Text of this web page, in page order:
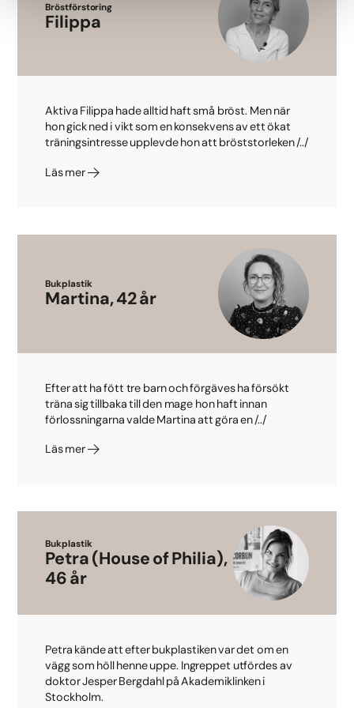
Bröstförstoring
Filippa
Aktiva Filippa hade alltid haft små bröst. Men när
hon gick ned i vikt som en konsekvens av ett ökat
träningsintresse upplevde hon att bröststorleken /../
Läs mer
Bukplastik
Martina, 42 år
Efter att ha fött tre barn och förgäves ha försökt
träna sig tillbaka till den mage hon haft innan
förlossningarna valde Martina att göra en /../
Läs mer
Bukplastik
Petra (House of Philia),
46 år
Petra kände att efter bukplastiken var det om en
vägg som höll henne uppe. Ingreppet utfördes av
doktor Jesper Bergdahl på Akademiklinken i
Stockholm.